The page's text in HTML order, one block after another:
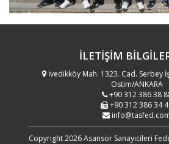
İLETİŞİM
İvedikköy Mah. 1323. Cad. Serbey
Ostim/ANKARA
+90 312 386 38
+90 312 386 34
Copyright 2026 Asansör Sanayicileri